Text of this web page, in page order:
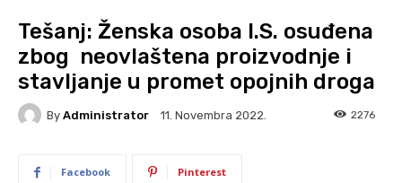
Tešanj: Ženska osoba I.S. osuđena
zbog neovlaštena proizvodnje i
stavljanje u promet opojnih droga
By Administrator 11. Novembra 2022. 2276
Facebook Pinterest